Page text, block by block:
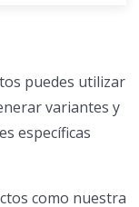
puedes utilizar
variantes y
específicas
como nuestra